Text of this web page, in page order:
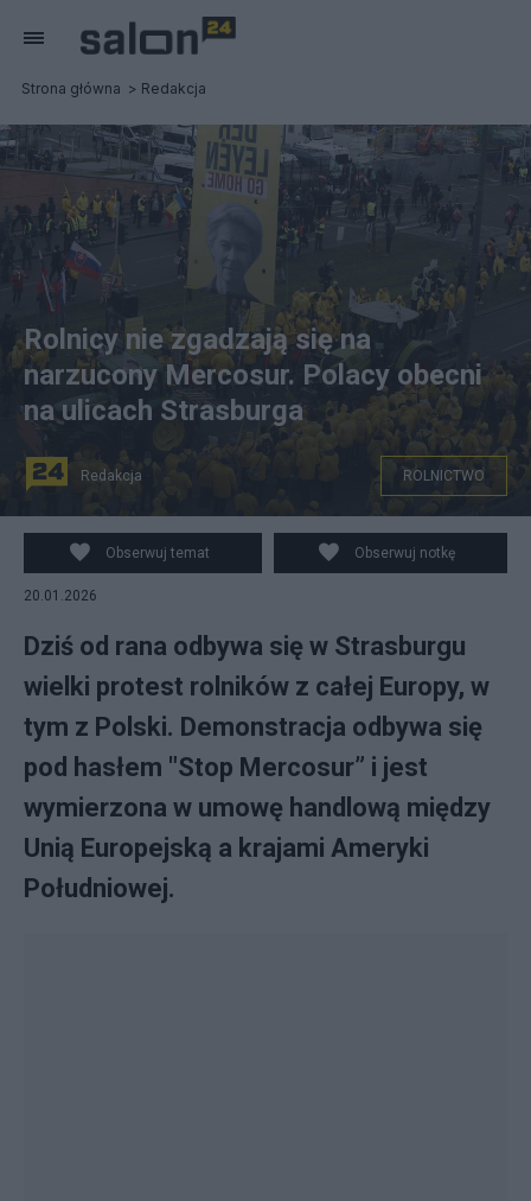
Strona główna Redakcja
Rolnicy nie zgadzają się na
narzucony Mercosur. Polacy obecni
na ulicach Strasburga
Redakcja ROLNICTWO
Obserwuj temat Obserwuj notkę
20.01.2026
Dziś od rana odbywa się w Strasburgu
wielki protest rolników z całej Europy, w
tym z Polski. Demonstracja odbywa się
pod hasłem "Stop Mercosur” i jest
wymierzona w umowę handlową między
Unią Europejską a krajami Ameryki
Południowej.